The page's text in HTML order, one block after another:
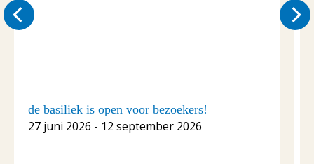
de basiliek is open voor bezoekers!
27 juni 2026 - 12 september 2026